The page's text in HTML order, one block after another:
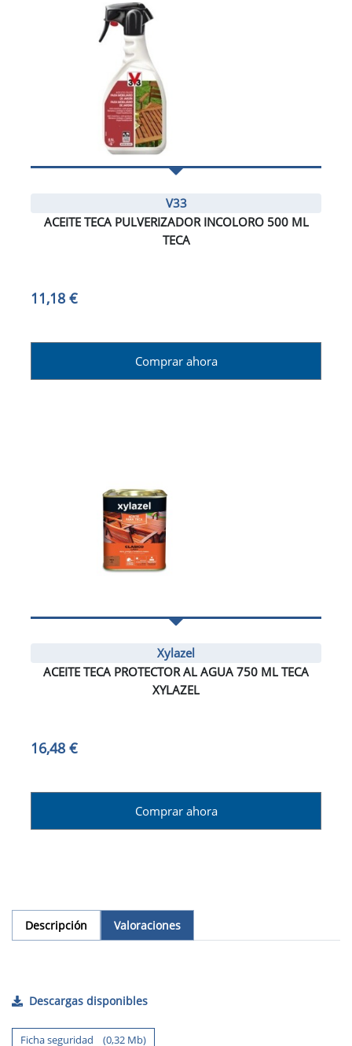
V33
ACEITE TECA PULVERIZADOR INCOLORO 500 ML
TECA
11,18 €
Comprar ahora
Xylazel
ACEITE TECA PROTECTOR AL AGUA 750 ML TECA
XYLAZEL
16,48 €
Comprar ahora
Descripción Valoraciones
Descargas disponibles
Ficha seguridad (0,32 Mb)